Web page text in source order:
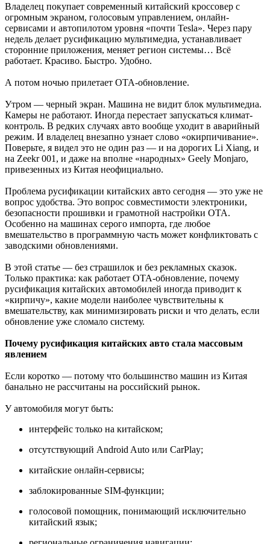
Владелец покупает современный китайский кроссовер с
огромным экраном, голосовым управлением, онлайн-
сервисами и автопилотом уровня «почти Tesla». Через пару
недель делает русификацию мультимедиа, устанавливает
сторонние приложения, меняет регион системы… Всё
работает. Красиво. Быстро. Удобно.
А потом ночью прилетает OTA-обновление.
Утром — черный экран. Машина не видит блок мультимедиа.
Камеры не работают. Иногда перестает запускаться климат-
контроль. В редких случаях авто вообще уходит в аварийный
режим. И владелец внезапно узнает слово «окирпичивание».
Поверьте, я видел это не один раз — и на дорогих Li Xiang, и
на Zeekr 001, и даже на вполне «народных» Geely Monjaro,
привезенных из Китая неофициально.
Проблема русификации китайских авто сегодня — это уже не
вопрос удобства. Это вопрос совместимости электроники,
безопасности прошивки и грамотной настройки OTA.
Особенно на машинах серого импорта, где любое
вмешательство в программную часть может конфликтовать с
заводскими обновлениями.
В этой статье — без страшилок и без рекламных сказок.
Только практика: как работает OTA-обновление, почему
русификация китайских автомобилей иногда приводит к
«кирпичу», какие модели наиболее чувствительны к
вмешательству, как минимизировать риски и что делать, если
обновление уже сломало систему.
Почему русификация китайских авто стала массовым
явлением
Если коротко — потому что большинство машин из Китая
банально не рассчитаны на российский рынок.
У автомобиля могут быть:
интерфейс только на китайском;
отсутствующий Android Auto или CarPlay;
китайские онлайн-сервисы;
заблокированные SIM-функции;
голосовой помощник, понимающий исключительно
китайский язык;